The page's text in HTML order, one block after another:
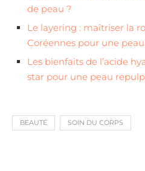
de peau ?
Le layering : maîtriser la
Coréennes pour une
Les bienfaits de l’acide
star pour une peau
BEAUTÉ SOIN DU CORPS